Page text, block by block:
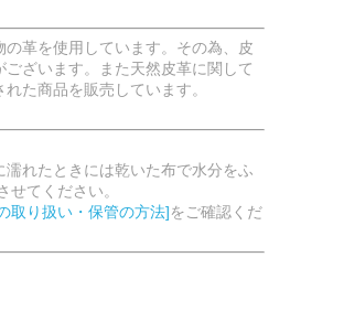
革を使用しています。その為、皮
ざいます。また天然皮革に関して
た商品を販売しています。
れたときには乾いた布で水分をふ
せてください。
取り扱い・保管の方法]をご確認くだ